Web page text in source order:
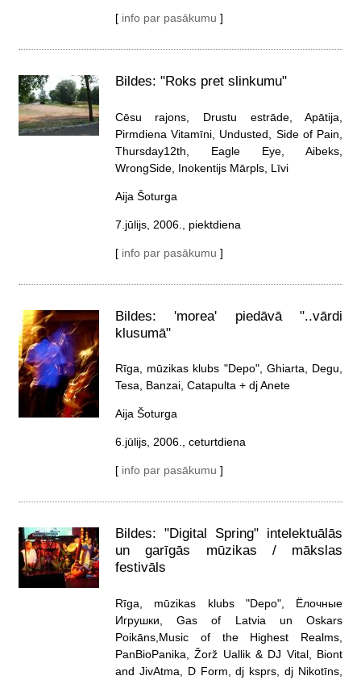
[ info par pasākumu ]
Bildes: "Roks pret slinkumu"
Cēsu rajons, Drustu estrāde, Apātija,
Pirmdiena Vitamīni, Undusted, Side of Pain,
Thursday12th, Eagle Eye, Aibeks,
WrongSide, Inokentijs Mārpls, Līvi
Aija Šoturga
7.jūlijs, 2006., piektdiena
[ info par pasākumu ]
Bildes: 'morea' piedāvā "..vārdi
klusumā"
Rīga, mūzikas klubs "Depo", Ghiarta, Degu,
Tesa, Banzai, Catapulta + dj Anete
Aija Šoturga
6.jūlijs, 2006., ceturtdiena
[ info par pasākumu ]
Bildes: "Digital Spring" intelektuālās
un garīgās mūzikas / mākslas
festivāls
Rīga, mūzikas klubs "Depo", Ёлочные
Игрушки, Gas of Latvia un Oskars
Poikāns,Music of the Highest Realms,
PanBioPanika, Žorž Uallik & DJ Vital, Biont
and JivAtma, D Form, dj ksprs, dj Nikotīns,